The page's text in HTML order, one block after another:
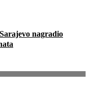
nagradio